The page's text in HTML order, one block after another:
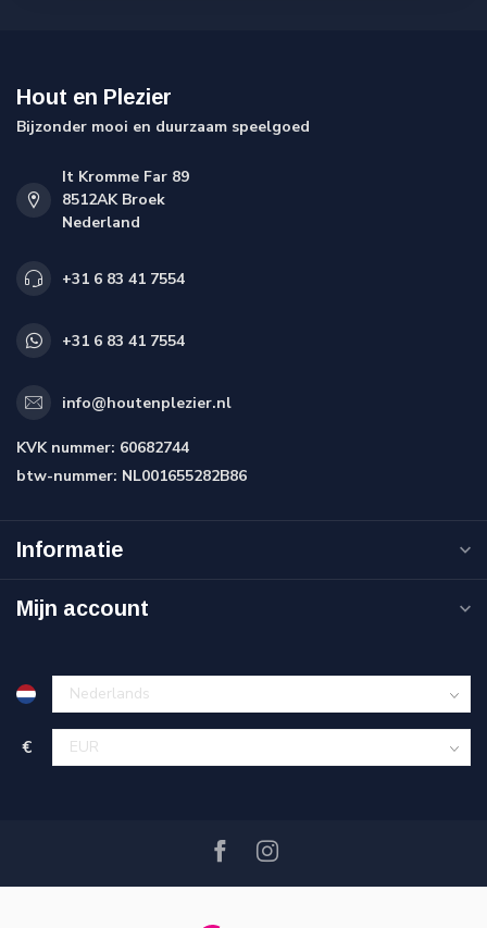
Hout en Plezier
Bijzonder mooi en duurzaam speelgoed
It Kromme Far 89
8512AK Broek
Nederland
+31 6 83 41 7554
+31 6 83 41 7554
info@houtenplezier.nl
KVK nummer: 60682744
btw-nummer: NL001655282B86
Informatie
Mijn account
€